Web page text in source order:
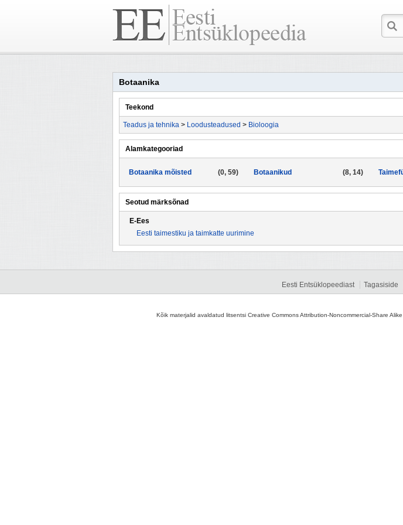
Botaanika
Teekond
Teadus ja tehnika > Loodusteadused > Bioloogia
Alamkategooriad
(0, 59)
Botaanika mõisted (8, 14)
Botaanikud
Seotud märksõnad
E-Ees
Eesti taimestiku ja taimkatte uurimine
Eesti Entsüklopeediast Tagasiside
Kõik materjalid avaldatud litsentsi Creative Commons Attribution-Noncommercial-Share